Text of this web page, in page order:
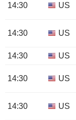
14:30 US
14:30 US
14:30 US
14:30 US
14:30 US